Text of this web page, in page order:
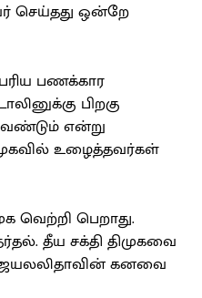
செய்தது ஒன்றே
பணக்கார
பிறகு
என்று
உழைத்தவர்கள்
வெற்றி பெறாது.
தீய சக்தி திமுகவை
கனவை